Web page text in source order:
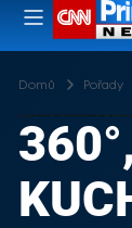
Domů Pořady